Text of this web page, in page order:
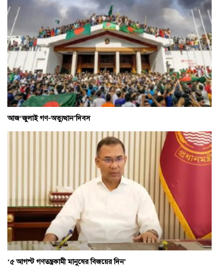
আজ‘জুলাই গণ-অভ্যুত্থান’দিবস
‘৫ আগস্ট গণতন্ত্রকামী মানুষের বিজয়ের দিন’